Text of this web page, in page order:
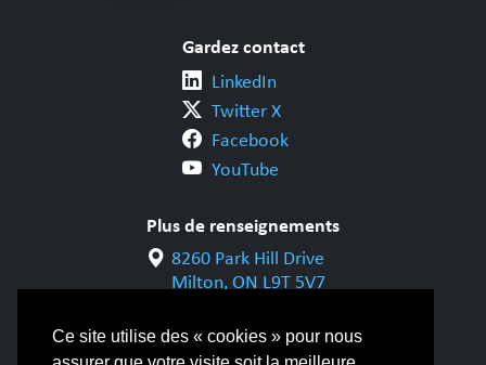
Ce site utilise des « cookies » pour nous
Gardez contact
LinkedIn
Twitter X
Facebook
YouTube
Plus de renseignements
8260 Park Hill Drive
Milton, ON L9T 5V7
905-542-1318